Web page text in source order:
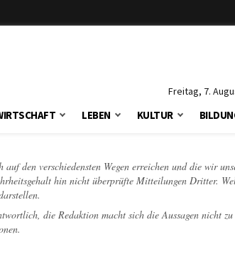
Freitag, 7.
LEBEN KULTUR
den verschiedensten Wegen erreichen und die wir
hin nicht überprüfte Mitteilungen Dritter.
die Redaktion macht sich die Aussagen nicht zu